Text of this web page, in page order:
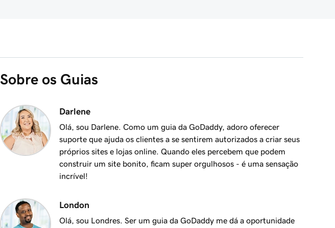
Sobre os Guias
Darlene
Olá, sou Darlene. Como um guia da GoDaddy, adoro oferecer
suporte que ajuda os clientes a se sentirem autorizados a criar seus
próprios sites e lojas online. Quando eles percebem que podem
construir um site bonito, ficam super orgulhosos - é uma sensação
incrível!
London
Olá, sou Londres. Ser um guia da GoDaddy me dá a oportunidade